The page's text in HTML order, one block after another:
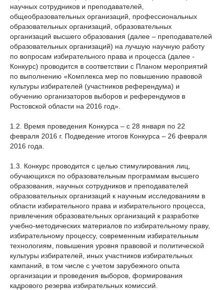
научных сотрудников и преподавателей,
общеобразовательных организаций, профессиональных
образовательных организаций, образовательных
организаций высшего образования (далее – преподавателей
образовательных организаций) на лучшую научную работу
по вопросам избирательного права и процесса (далее -
Конкурс) проводится в соответствии с Планом мероприятий
по выполнению «Комплекса мер по повышению правовой
культуры избирателей (участников референдума) и
обучению организаторов выборов и референдумов в
Ростовской области на 2016 год».
1.2. Время проведения Конкурса – с 28 января по 22
февраля 2016 г. Подведение итогов Конкурса – 26 февраля
2016 года.
1.3. Конкурс проводится с целью стимулирования лиц,
обучающихся по образовательным программам высшего
образования, научных сотрудников и преподавателей
образовательных организаций к научным исследованиям в
области избирательного права и избирательного процесса,
привлечения образовательных организаций к разработке
учебно-методических материалов по избирательному праву,
избирательному процессу, современным избирательным
технологиям, повышения уровня правовой и политической
культуры избирателей, иных участников избирательных
кампаний, в том числе с учетом зарубежного опыта
организации и проведения выборов, формирования
кадрового резерва избирательных комиссий.